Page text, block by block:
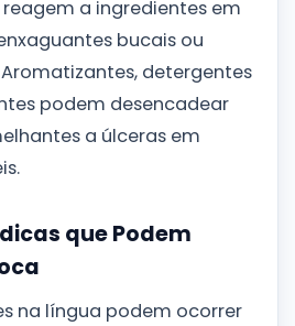
a ingredientes em
bucais ou
detergentes
podem desencadear
a úlceras em
que Podem
na língua podem ocorrer